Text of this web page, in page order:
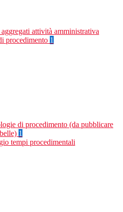
attività amministrativa
procedimento 1
di procedimento (da pubblicare
1
tempi procedimentali